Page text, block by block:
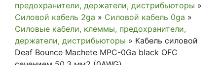
предохранители, держатели, дистрибьюторы »
Силовой кабель 2ga » Силовой кабель 0ga »
Силовые кабели, клеммы, предохранители,
держатели, дистрибьюторы » Кабель силовой
Deaf Bounce Machete MPC-0Ga black OFC